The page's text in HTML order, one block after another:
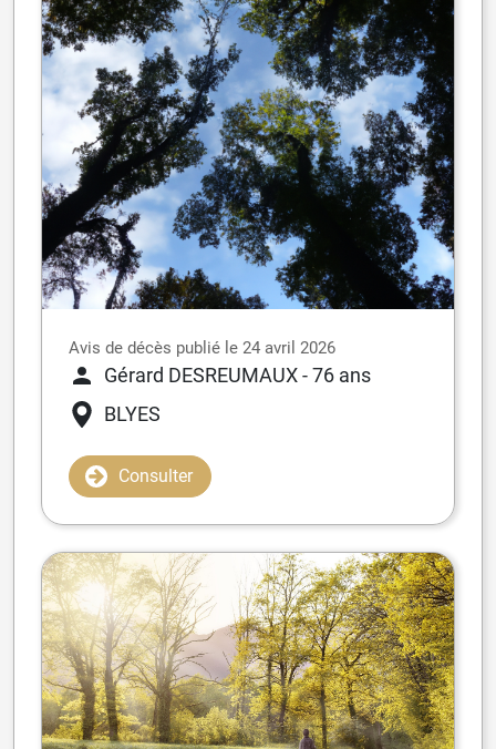
Avis de décès publié le 24 avril 2026
Gérard DESREUMAUX- 76 ans
BLYES
Consulter